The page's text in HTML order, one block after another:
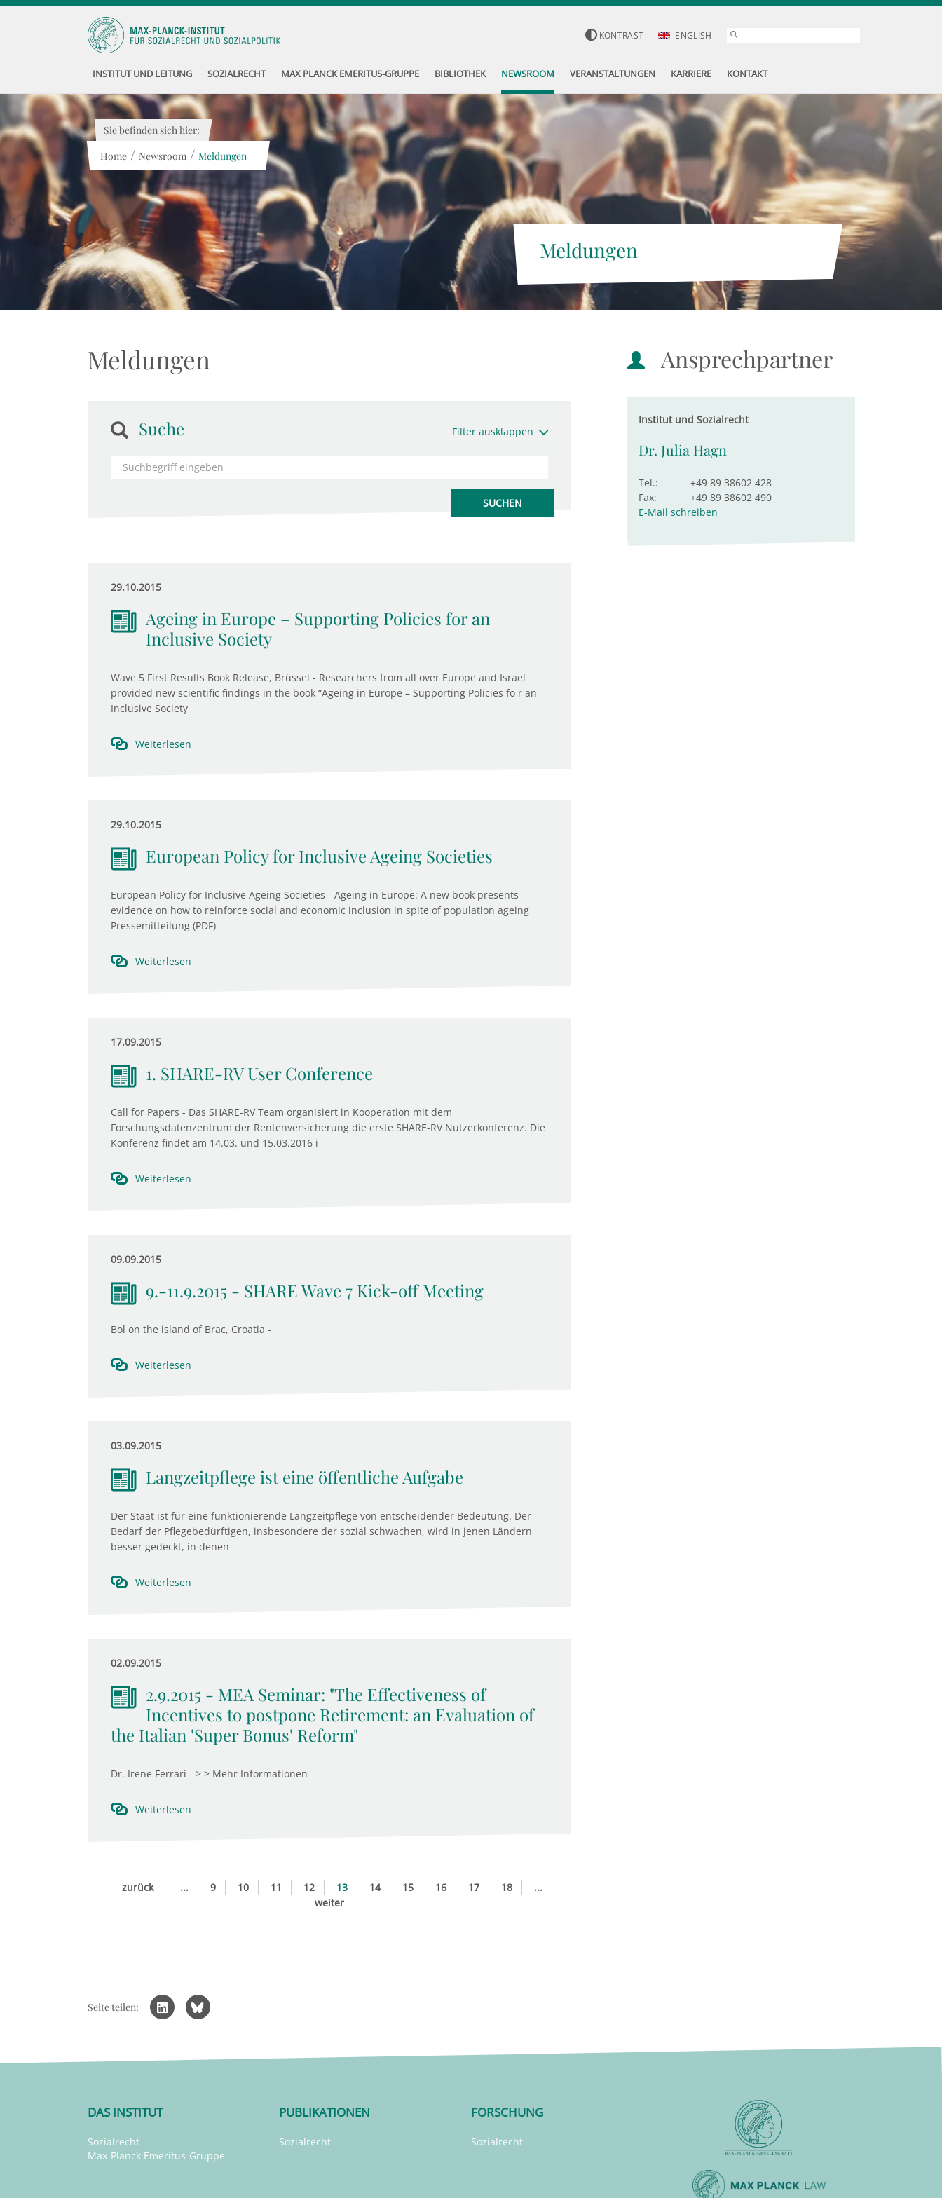
KONTRAST ENGLISH
INSTITUT UND LEITUNG SOZIALRECHT MAX PLANCK EMERITUS-GRUPPE BIBLIOTHEK NEWSROOM VERANSTALTUNGEN KARRIERE KONTAKT
Meldungen
Sie befinden sich hier:
Home / Newsroom / Meldungen
Meldungen
Suche Filter ausklappen
29.10.2015
Ageing in Europe – Supporting Policies for an
Inclusive Society
Wave 5 First Results Book Release, Brüssel - Researchers from all over Europe and Israel
provided new scientific findings in the book “Ageing in Europe – Supporting Policies fo r an
Inclusive Society
Weiterlesen
29.10.2015
European Policy for Inclusive Ageing Societies
European Policy for Inclusive Ageing Societies - Ageing in Europe: A new book presents
evidence on how to reinforce social and economic inclusion in spite of population ageing
Pressemitteilung (PDF) ​
Weiterlesen
17.09.2015
1. SHARE-RV User Conference
Call for Papers - Das SHARE-RV Team organisiert in Kooperation mit dem
Forschungsdatenzentrum der Rentenversicherung die erste SHARE-RV Nutzerkonferenz. Die
Konferenz findet am 14.03. und 15.03.2016 i
Weiterlesen
09.09.2015
9.-11.9.2015 - SHARE Wave 7 Kick-off Meeting
Bol on the island of Brac, Croatia -
Weiterlesen
03.09.2015
Langzeitpflege ist eine öffentliche Aufgabe
Der Staat ist für eine funktionierende Langzeitpflege von entscheidender Bedeutung. Der
Bedarf der Pflegebedürftigen, insbesondere der sozial schwachen, wird in jenen Ländern
besser gedeckt, in denen
Weiterlesen
02.09.2015
2.9.2015 - MEA Seminar: "The Effectiveness of
Incentives to postpone Retirement: an Evaluation of
the Italian 'Super Bonus' Reform"
Dr. Irene Ferrari - > > Mehr Informationen
Weiterlesen
zurück ... 9 10 11 12 13 14 15 16 17 18
...
weiter
Ansprechpartner
Institut und Sozialrecht
Dr. Julia Hagn
Tel.:
+49 89 38602 428
Fax:
+49 89 38602 490
E-Mail schreiben
Seite teilen:
DAS INSTITUT
Sozialrecht
Max-Planck Emeritus-Gruppe
PUBLIKATIONEN
Sozialrecht
FORSCHUNG
Sozialrecht